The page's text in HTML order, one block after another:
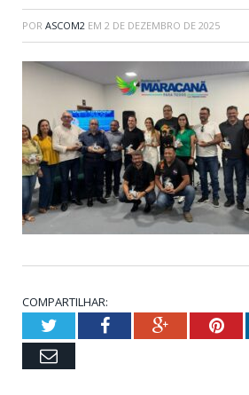
POR ASCOM2 EM 2 DE DEZEMBRO DE 2025
COMPARTILHAR:
TwitterFacebookGoogle+
Email